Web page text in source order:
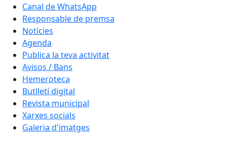
Canal de WhatsApp
Responsable de premsa
Notícies
Agenda
Publica la teva activitat
Avisos / Bans
Hemeroteca
Butlletí digital
Revista municipal
Xarxes socials
Galeria d'imatges